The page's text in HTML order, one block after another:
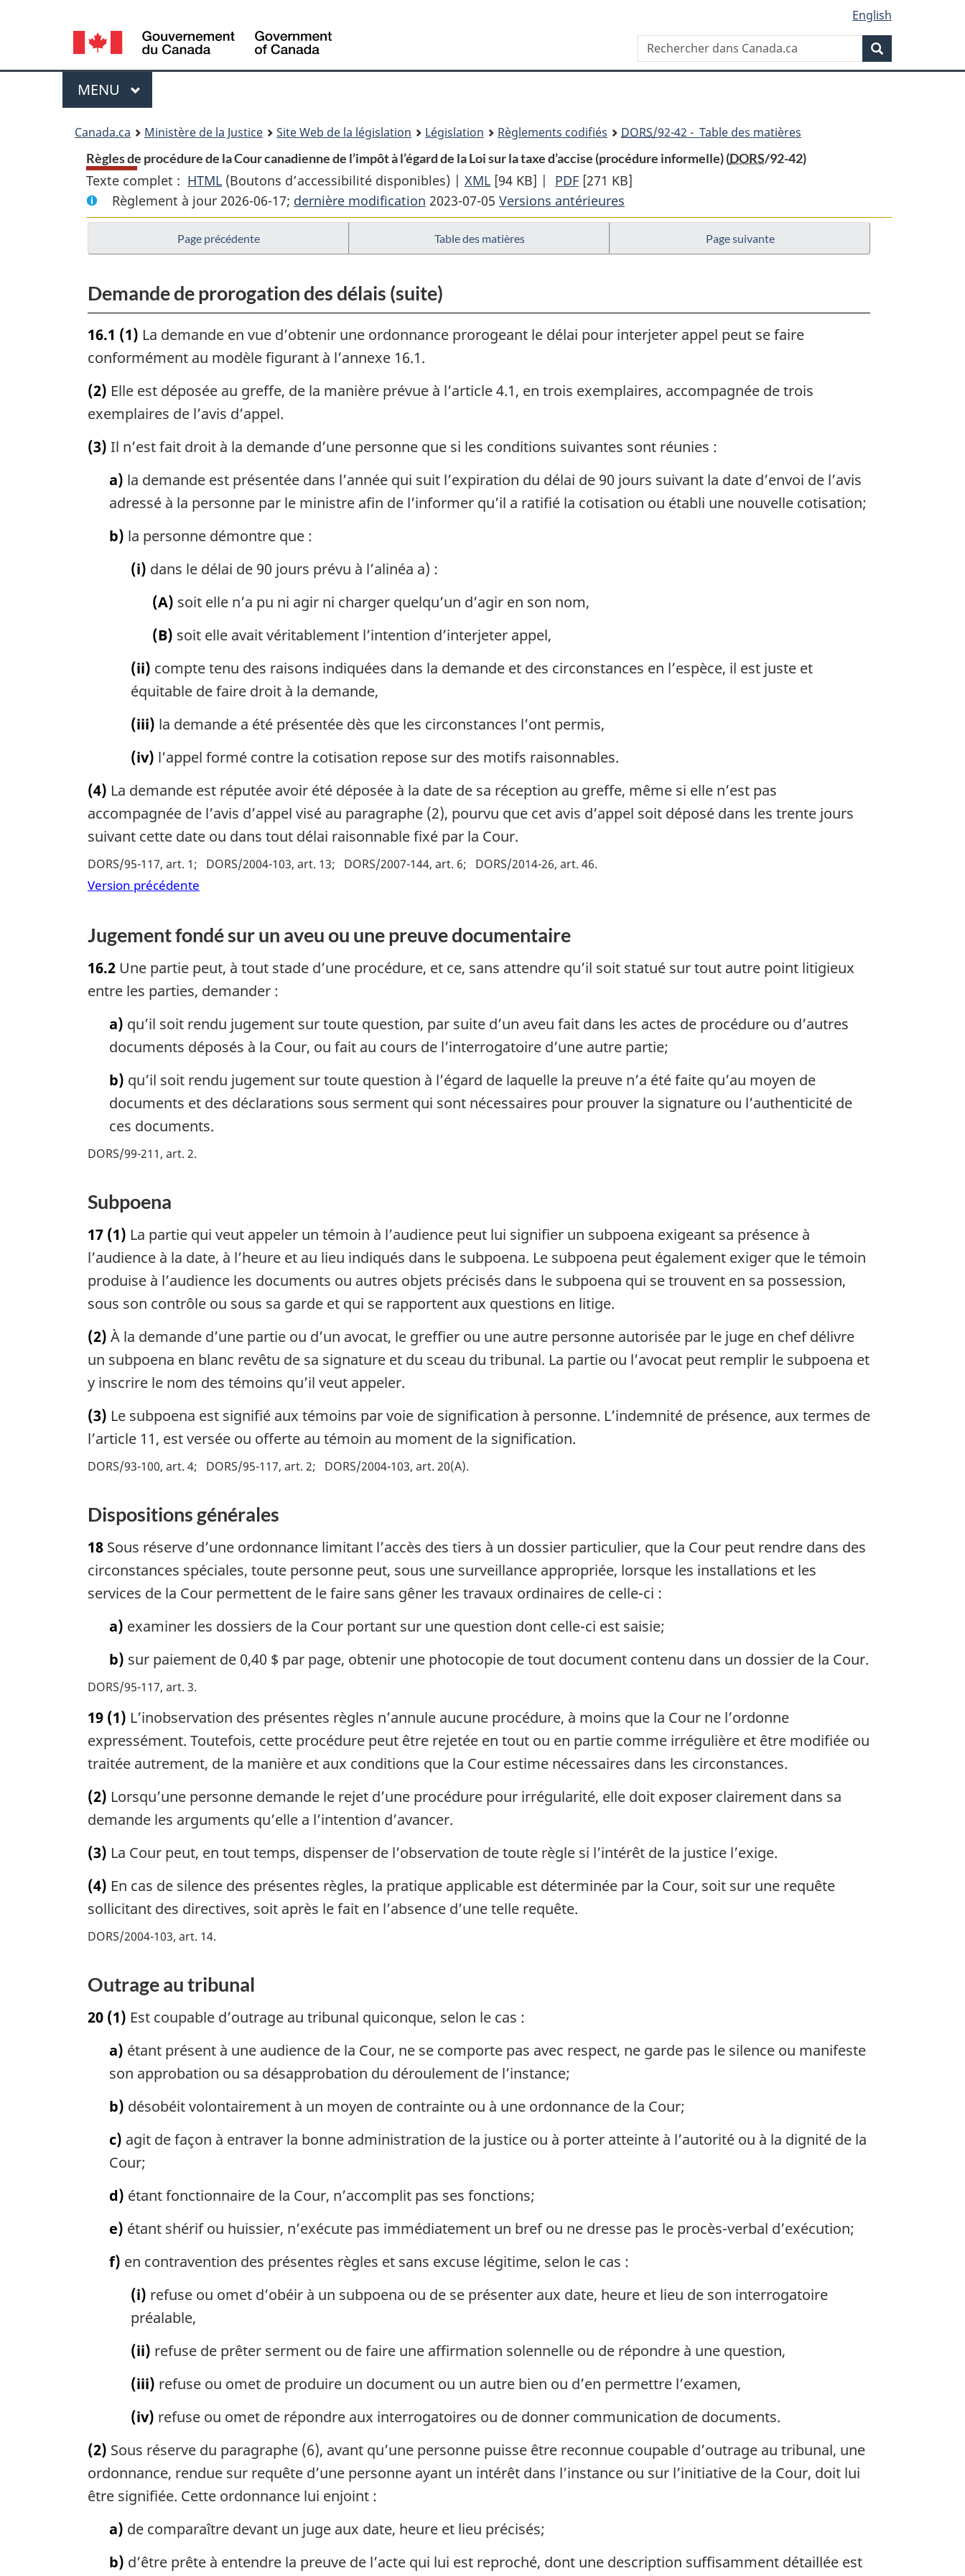
principal
À
site
version
Language
selection
English
Rechercher
dans
Canada.ca
Menu
MENU PRINCIPAL
Canada.ca Ministère de la Justice Site Web de la législation Législation Règlements codifiés DORS/92-42 - Table des matières
Règles de procédure de la Cour canadienne de l’impôt à l’égard de la Loi sur la taxe d’accise (procédure informelle) (DORS/92-42)
Texte complet : HTML Texte
complet
:
Règles
de
Cour
canadienne
l’impôt
à
l’égard
la
Loi
la
taxe
(procédure
(Boutons d’accessibilité disponibles) | XML Texte
complet
:
Règles
Cour
de
l’impôt
l’égard
la
Loi
(procédure
[94 KB] | PDF Texte
complet
:
Cour
l’impôt
l’égard
la
Loi
(procédure
[271 KB]
Règlement à jour 2026-06-17; dernière modification 2023-07-05 Versions antérieures
Page précédente Table des matières Page suivante
Demande de prorogation des délais (suite)
16.1 (1) La demande en vue d’obtenir une ordonnance prorogeant le délai pour interjeter appel peut se faire
conformément au modèle figurant à l’annexe 16.1.
(2) Elle est déposée au greffe, de la manière prévue à l’article 4.1, en trois exemplaires, accompagnée de trois
exemplaires de l’avis d’appel.
(3) Il n’est fait droit à la demande d’une personne que si les conditions suivantes sont réunies :
a) la demande est présentée dans l’année qui suit l’expiration du délai de 90 jours suivant la date d’envoi de l’avis
adressé à la personne par le ministre afin de l’informer qu’il a ratifié la cotisation ou établi une nouvelle cotisation;
b) la personne démontre que :
(i) dans le délai de 90 jours prévu à l’alinéa a) :
(A) soit elle n’a pu ni agir ni charger quelqu’un d’agir en son nom,
(B) soit elle avait véritablement l’intention d’interjeter appel,
(ii) compte tenu des raisons indiquées dans la demande et des circonstances en l’espèce, il est juste et
équitable de faire droit à la demande,
(iii) la demande a été présentée dès que les circonstances l’ont permis,
(iv) l’appel formé contre la cotisation repose sur des motifs raisonnables.
(4) La demande est réputée avoir été déposée à la date de sa réception au greffe, même si elle n’est pas
accompagnée de l’avis d’appel visé au paragraphe (2), pourvu que cet avis d’appel soit déposé dans les trente jours
suivant cette date ou dans tout délai raisonnable fixé par la Cour.
DORS/95-117, art. 1 DORS/2004-103, art. 13 DORS/2007-144, art. 6 DORS/2014-26, art. 46
Version précédente
Jugement fondé sur un aveu ou une preuve documentaire
16.2 Une partie peut, à tout stade d’une procédure, et ce, sans attendre qu’il soit statué sur tout autre point litigieux
entre les parties, demander :
a) qu’il soit rendu jugement sur toute question, par suite d’un aveu fait dans les actes de procédure ou d’autres
documents déposés à la Cour, ou fait au cours de l’interrogatoire d’une autre partie;
b) qu’il soit rendu jugement sur toute question à l’égard de laquelle la preuve n’a été faite qu’au moyen de
documents et des déclarations sous serment qui sont nécessaires pour prouver la signature ou l’authenticité de
ces documents.
DORS/99-211, art. 2
Subpoena
17 (1) La partie qui veut appeler un témoin à l’audience peut lui signifier un subpoena exigeant sa présence à
l’audience à la date, à l’heure et au lieu indiqués dans le subpoena. Le subpoena peut également exiger que le témoin
produise à l’audience les documents ou autres objets précisés dans le subpoena qui se trouvent en sa possession,
sous son contrôle ou sous sa garde et qui se rapportent aux questions en litige.
(2) À la demande d’une partie ou d’un avocat, le greffier ou une autre personne autorisée par le juge en chef délivre
un subpoena en blanc revêtu de sa signature et du sceau du tribunal. La partie ou l’avocat peut remplir le subpoena et
y inscrire le nom des témoins qu’il veut appeler.
(3) Le subpoena est signifié aux témoins par voie de signification à personne. L’indemnité de présence, aux termes de
l’article 11, est versée ou offerte au témoin au moment de la signification.
DORS/93-100, art. 4 DORS/95-117, art. 2 DORS/2004-103, art. 20(A)
Dispositions générales
18 Sous réserve d’une ordonnance limitant l’accès des tiers à un dossier particulier, que la Cour peut rendre dans des
circonstances spéciales, toute personne peut, sous une surveillance appropriée, lorsque les installations et les
services de la Cour permettent de le faire sans gêner les travaux ordinaires de celle-ci :
a) examiner les dossiers de la Cour portant sur une question dont celle-ci est saisie;
b) sur paiement de 0,40 $ par page, obtenir une photocopie de tout document contenu dans un dossier de la Cour.
DORS/95-117, art. 3
19 (1) L’inobservation des présentes règles n’annule aucune procédure, à moins que la Cour ne l’ordonne
expressément. Toutefois, cette procédure peut être rejetée en tout ou en partie comme irrégulière et être modifiée ou
traitée autrement, de la manière et aux conditions que la Cour estime nécessaires dans les circonstances.
(2) Lorsqu’une personne demande le rejet d’une procédure pour irrégularité, elle doit exposer clairement dans sa
demande les arguments qu’elle a l’intention d’avancer.
(3) La Cour peut, en tout temps, dispenser de l’observation de toute règle si l’intérêt de la justice l’exige.
(4) En cas de silence des présentes règles, la pratique applicable est déterminée par la Cour, soit sur une requête
sollicitant des directives, soit après le fait en l’absence d’une telle requête.
DORS/2004-103, art. 14
Outrage au tribunal
20 (1) Est coupable d’outrage au tribunal quiconque, selon le cas :
a) étant présent à une audience de la Cour, ne se comporte pas avec respect, ne garde pas le silence ou manifeste
son approbation ou sa désapprobation du déroulement de l’instance;
b) désobéit volontairement à un moyen de contrainte ou à une ordonnance de la Cour;
c) agit de façon à entraver la bonne administration de la justice ou à porter atteinte à l’autorité ou à la dignité de la
Cour;
d) étant fonctionnaire de la Cour, n’accomplit pas ses fonctions;
e) étant shérif ou huissier, n’exécute pas immédiatement un bref ou ne dresse pas le procès-verbal d’exécution;
f) en contravention des présentes règles et sans excuse légitime, selon le cas :
(i) refuse ou omet d’obéir à un subpoena ou de se présenter aux date, heure et lieu de son interrogatoire
préalable,
(ii) refuse de prêter serment ou de faire une affirmation solennelle ou de répondre à une question,
(iii) refuse ou omet de produire un document ou un autre bien ou d’en permettre l’examen,
(iv) refuse ou omet de répondre aux interrogatoires ou de donner communication de documents.
(2) Sous réserve du paragraphe (6), avant qu’une personne puisse être reconnue coupable d’outrage au tribunal, une
ordonnance, rendue sur requête d’une personne ayant un intérêt dans l’instance ou sur l’initiative de la Cour, doit lui
être signifiée. Cette ordonnance lui enjoint :
a) de comparaître devant un juge aux date, heure et lieu précisés;
b) d’être prête à entendre la preuve de l’acte qui lui est reproché, dont une description suffisamment détaillée est